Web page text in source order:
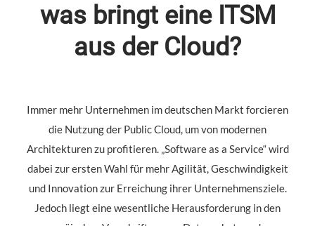
was bringt eine ITSM
aus der Cloud?
Immer mehr Unternehmen im deutschen Markt forcieren
die Nutzung der Public Cloud, um von modernen
Architekturen zu profitieren. „Software as a Service“ wird
dabei zur ersten Wahl für mehr Agilität, Geschwindigkeit
und Innovation zur Erreichung ihrer Unternehmensziele.
Jedoch liegt eine wesentliche Herausforderung in den